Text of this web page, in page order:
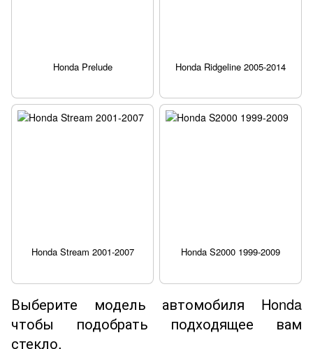
Выберите модель автомобиля Honda
чтобы подобрать подходящее вам
стекло.
Honda Prelude Honda Ridgeline 2005-2014
Honda Stream 2001-2007 Honda S2000 1999-2009